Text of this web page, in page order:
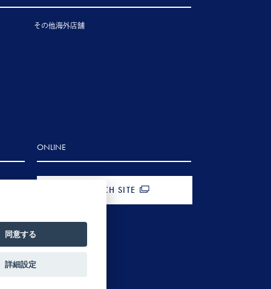
その他海外店舗
ONLINE
FRENCH SITE
同意する
詳細設定